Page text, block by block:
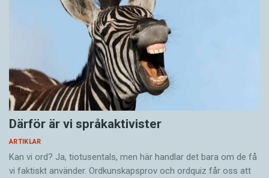
Därför är vi språkaktivister
ARTIKLAR
Kan vi ord? Ja, tiotusentals, men här handlar det bara om de få
vi faktiskt använder. Ordkunskapsprov och ordquiz får oss att